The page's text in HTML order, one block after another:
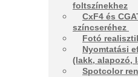
foltszínekhez
CxF4 és
színcseréhez
Fotó
Nyomtatási
(lakk, alapozó,
Spotcolor
online proof shop
ügyfeleinek. Az
valamennyi aktuális
vonatkozó standardot
megjelenítésére.